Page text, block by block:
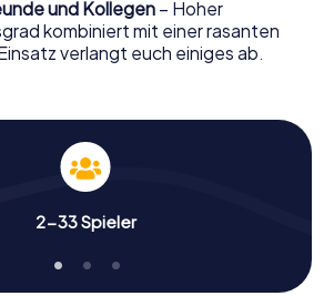
und Kollegen – Hoher
kombiniert mit einer rasanten
verlangt euch einiges ab.
2-33 Spieler